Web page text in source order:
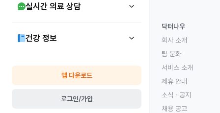
실시간 의료 상담
건강 정보
앱 다운로드
로그인/가입
닥터나우
회사 소개
팀 문화
서비스 소개
제휴 안내
소식 · 공지
채용 공고